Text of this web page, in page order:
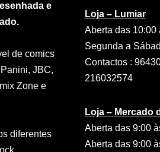
e
de comics
JBC,
Zone e
diferentes
Loja – Lumiar
Aberta das 10:00
Segunda a
Contactos :
216032574
Loja – Mercado
Aberta das 9:00
Aberta das 9:00